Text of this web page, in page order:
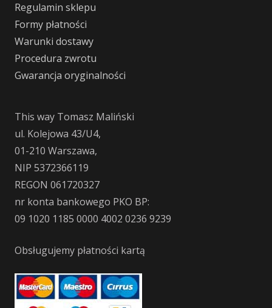
Regulamin sklepu
Formy płatności
Warunki dostawy
Procedura zwrotu
Gwarancja oryginalności
This way Tomasz Maliński
ul. Kolejowa 43/U4,
01-210 Warszawa,
NIP 5372366119
REGON 061720327
nr konta bankowego PKO BP:
09 1020 1185 0000 4002 0236 9239
Obsługujemy płatności kartą